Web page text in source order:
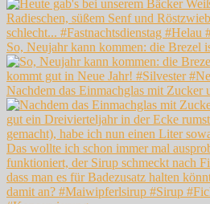
So, Neujahr kann kommen: die Brezel
Nachdem das Einmachglas mit Zucker